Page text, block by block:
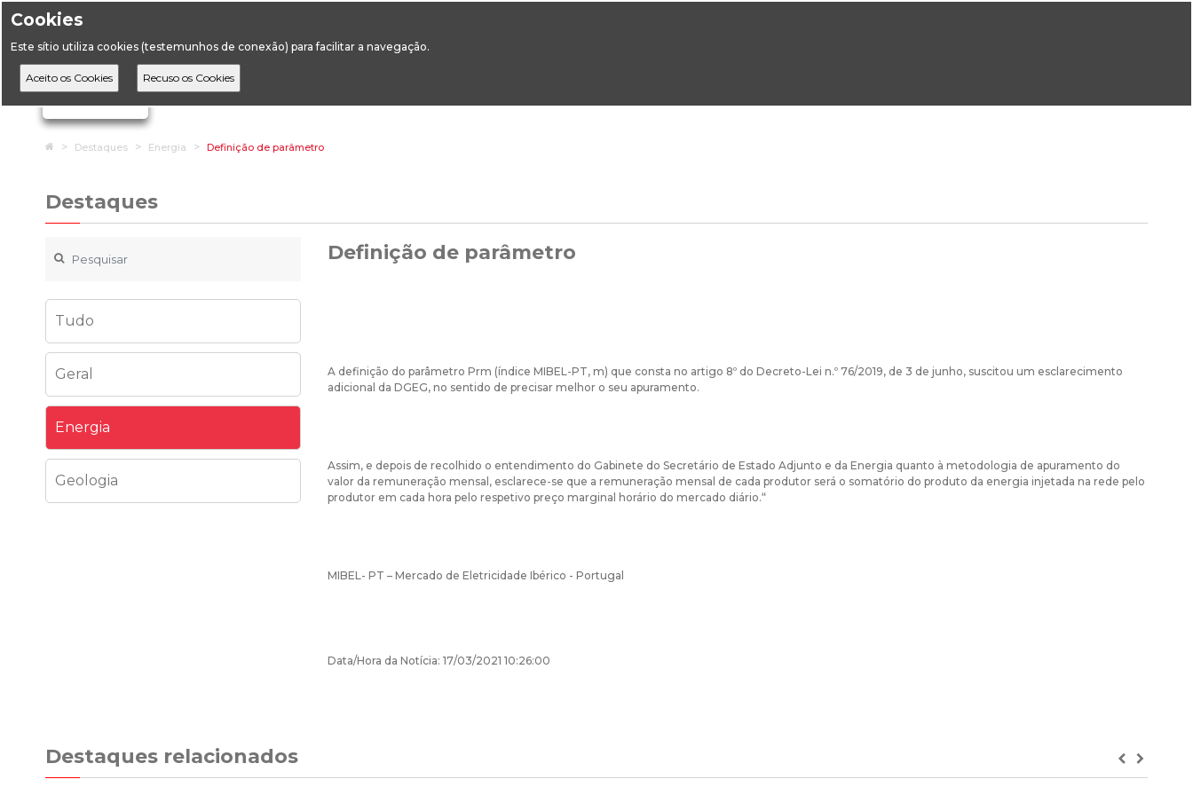
Cookies
Este sítio utiliza cookies (testemunhos de conexão) para facilitar a navegação.
Ignorar links de navegação
HomeDestaques Energia Definição de parâmetro
Destaques
Tudo
Geral
Energia
Geologia
Definição de parâmetro
A definição do parâmetro Prm (índice MIBEL-PT, m) que consta no artigo 8º do Decreto-Lei n.º 76/2019, de 3 de junho, suscitou um esclarecimento
adicional da DGEG, no sentido de precisar melhor o seu apuramento.
Assim, e depois de recolhido o entendimento do Gabinete do Secretário de Estado Adjunto e da Energia quanto à metodologia de apuramento do
valor da remuneração mensal, esclarece-se que a remuneração mensal de cada produtor será o somatório do produto da energia injetada na rede pelo
produtor em cada hora pelo respetivo preço marginal horário do mercado diário.“
MIBEL- PT – Mercado de Eletricidade Ibérico - Portugal
Data/Hora da Notícia: 17/03/2021 10:26:00
Destaques relacionados Previous